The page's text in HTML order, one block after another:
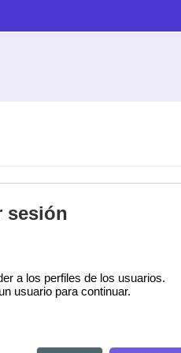
sesión
a los perfiles de los usuarios.
usuario para continuar.